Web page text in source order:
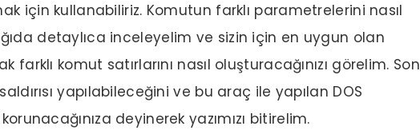
için kullanabiliriz. Komutun farklı parametrelerini nasıl
detaylıca inceleyelim ve sizin için en uygun olan
farklı komut satırlarını nasıl oluşturacağınızı görelim. Son
yapılabileceğini ve bu araç ile yapılan DOS
deyinerek yazımızı bitirelim.